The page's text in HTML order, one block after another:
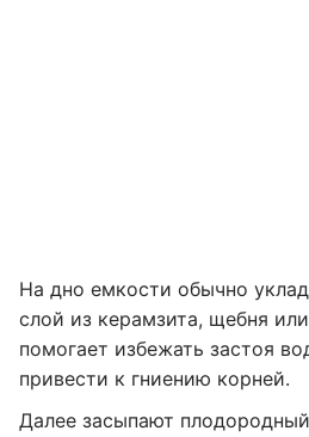
На дно емкости обычно
слой из керамзита, щебня
помогает избежать застоя
привести к гниению корней.
Далее засыпают